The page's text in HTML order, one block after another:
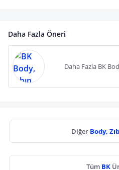
Daha Fazla Öneri
Daha Fazla BK
Diğer Body,
Tüm BK